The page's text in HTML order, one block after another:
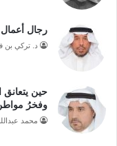
رجال
د. تركي بن
حين يتعانق
وفخرُ
محمد